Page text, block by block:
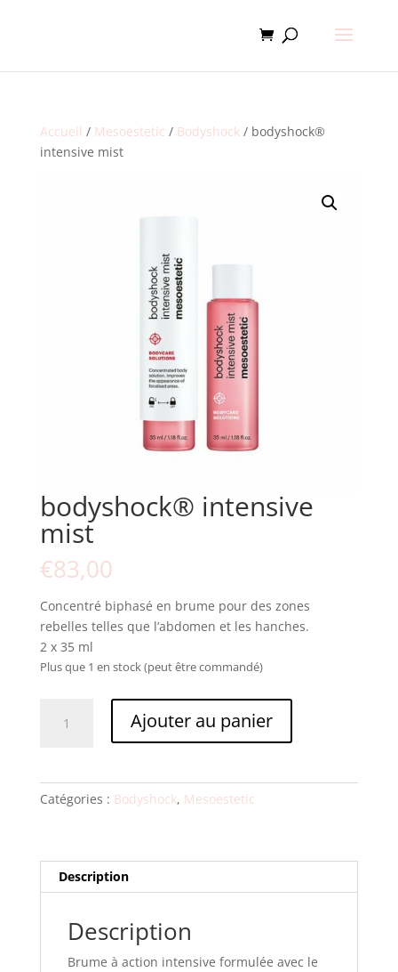
Accueil / Mesoestetic / Bodyshock/ bodyshock®
intensive mist
bodyshock® intensive
mist
€83,00
Concentré biphasé en brume pour des zones
rebelles telles que l’abdomen et les hanches.
2 x 35 ml
Plus que 1 en stock (peut être commandé)
mist
Ajouter au panier
Catégories : Bodyshock, Mesoestetic
Description
Description
Brume à action intensive formulée avec le